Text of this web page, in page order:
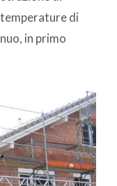
di
in primo